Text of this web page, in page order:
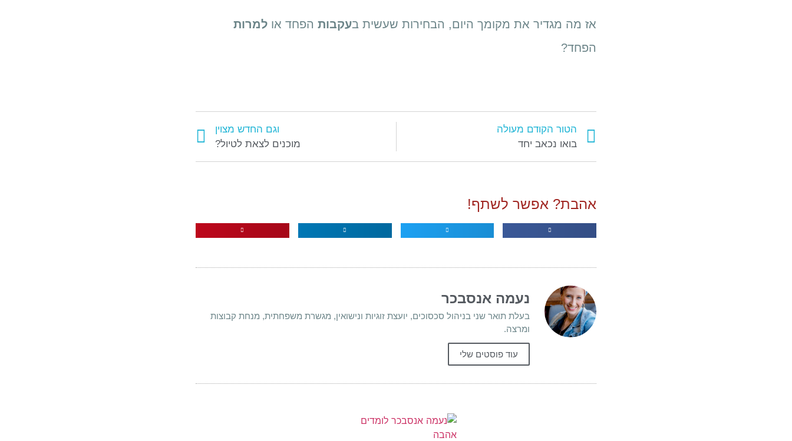
אז מה מגדיר את מקומך היום, הבחירות שעשית בעקבות הפחד או למרות
הפחד?
הטור הקודם מעולה
בואו נכאב יחד
וגם החדש מצוין
מוכנים לצאת לטיול?
אהבת? אפשר לשתף!
נעמה אנסבכר
בעלת תואר שני בניהול סכסוכים, יועצת זוגיות ונישואין, מגשרת משפחתית, מנחת קבוצות
ומרצה.
עוד פוסטים שלי